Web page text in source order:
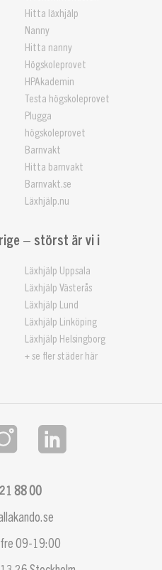
Hitta läxhjälp
Nanny
Hitta nanny
Högskoleprovet
HPAkademin
Testa högskoleprovet
Plugga
högskoleprovet
Barnvakt
Hitta barnvakt
Barnvakt.se
Läxhjälp.nu
– störst är vi i
Läxhjälp Uppsala
Läxhjälp Västerås
Läxhjälp Lund
Läxhjälp Linköping
Läxhjälp Helsingborg
+ se fler städer här
88 00
09-19:00